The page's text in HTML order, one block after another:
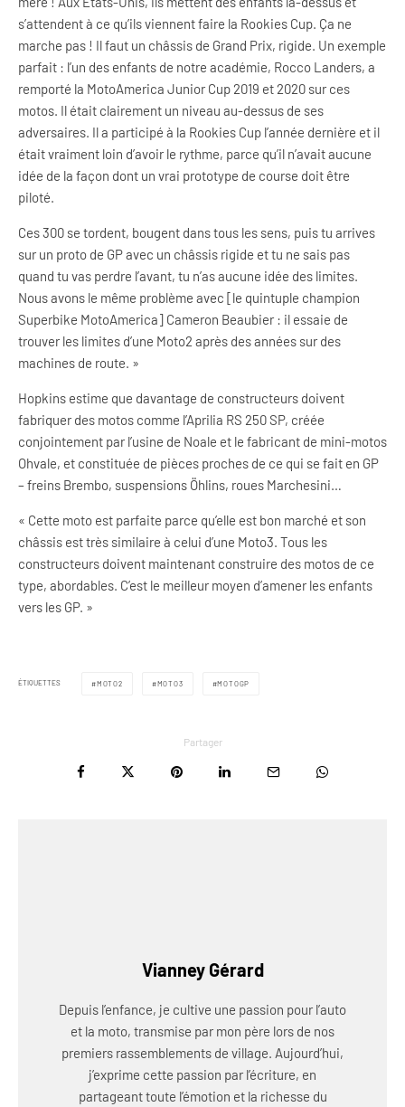
s’attendent à ce qu’ils viennent faire la Rookies Cup. Ça ne
marche pas ! Il faut un châssis de Grand Prix, rigide. Un exemple
parfait : l’un des enfants de notre académie, Rocco Landers, a
remporté la MotoAmerica Junior Cup 2019 et 2020 sur ces
motos. Il était clairement un niveau au-dessus de ses
adversaires. Il a participé à la Rookies Cup l’année dernière et il
était vraiment loin d’avoir le rythme, parce qu’il n’avait aucune
idée de la façon dont un vrai prototype de course doit être
piloté.
Ces 300 se tordent, bougent dans tous les sens, puis tu arrives
sur un proto de GP avec un châssis rigide et tu ne sais pas
quand tu vas perdre l’avant, tu n’as aucune idée des limites.
Nous avons le même problème avec [le quintuple champion
Superbike MotoAmerica] Cameron Beaubier : il essaie de
trouver les limites d’une Moto2 après des années sur des
machines de route. »
Hopkins estime que davantage de constructeurs doivent
fabriquer des motos comme l’Aprilia RS 250 SP, créée
conjointement par l’usine de Noale et le fabricant de mini-motos
Ohvale, et constituée de pièces proches de ce qui se fait en GP
– freins Brembo, suspensions Öhlins, roues Marchesini…
« Cette moto est parfaite parce qu’elle est bon marché et son
châssis est très similaire à celui d’une Moto3. Tous les
constructeurs doivent maintenant construire des motos de ce
type, abordables. C’est le meilleur moyen d’amener les enfants
vers les GP. »
ÉTIQUETTES MOTO2 MOTO3 MOTOGP
Partager
Vianney Gérard
Depuis l’enfance, je cultive une passion pour l’auto
et la moto, transmise par mon père lors de nos
premiers rassemblements de village. Aujourd’hui,
j’exprime cette passion par l’écriture, en
partageant toute l’émotion et la richesse du